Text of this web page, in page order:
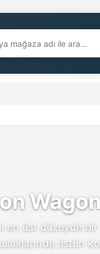
üst düzeyde
üstün